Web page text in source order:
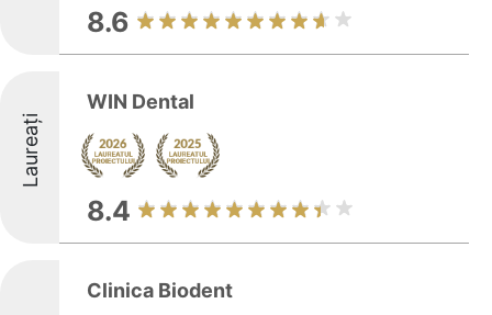
8.6
Laureați
WIN Dental
8.4
Clinica Biodent